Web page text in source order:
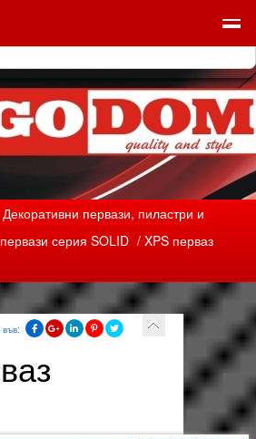
Декоративни первази, пиластри и
серия SOLID / XPS перваз